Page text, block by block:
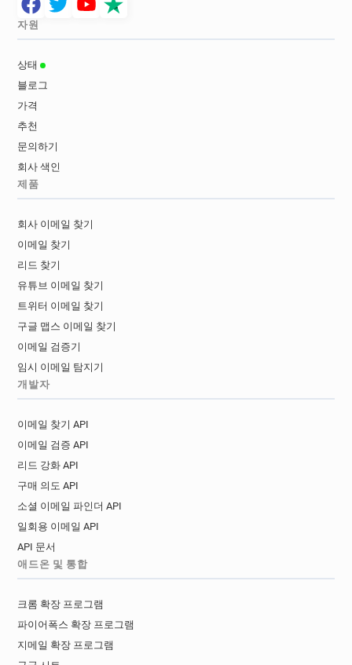
자원
상태
블로그
가격
추천
문의하기
회사 색인
제품
회사 이메일 찾기
이메일 찾기
리드 찾기
유튜브 이메일 찾기
트위터 이메일 찾기
구글 맵스 이메일 찾기
이메일 검증기
임시 이메일 탐지기
개발자
이메일 찾기 API
이메일 검증 API
리드 강화 API
구매 의도 API
소셜 이메일 파인더 API
일회용 이메일 API
API 문서
애드온 및 통합
크롬 확장 프로그램
파이어폭스 확장 프로그램
지메일 확장 프로그램